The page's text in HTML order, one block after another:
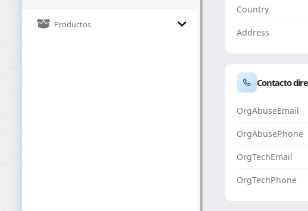
Productos
Country
Address
Contacto
OrgAbuseEmail
OrgAbusePhone
OrgTechEmail
OrgTechPhone